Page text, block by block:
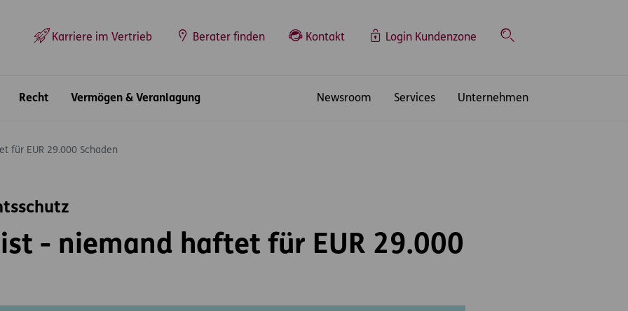
Karriere im Vertrieb Berater finden Kontakt Login Kundenzone
Suche
Recht Vermögen & Veranlagung Newsroom Services Unternehmen
für EUR 29.000 Schaden
- niemand haftet für EUR 29.000